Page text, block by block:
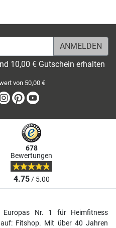
10,00 € Gutschein erhalten
von 50,00 €
Instagram
Pinterest
678
Bewertungen
4.75/ 5.00
Nr. 1 für Heimfitness
Fitshop. Mit über 40 Jahren